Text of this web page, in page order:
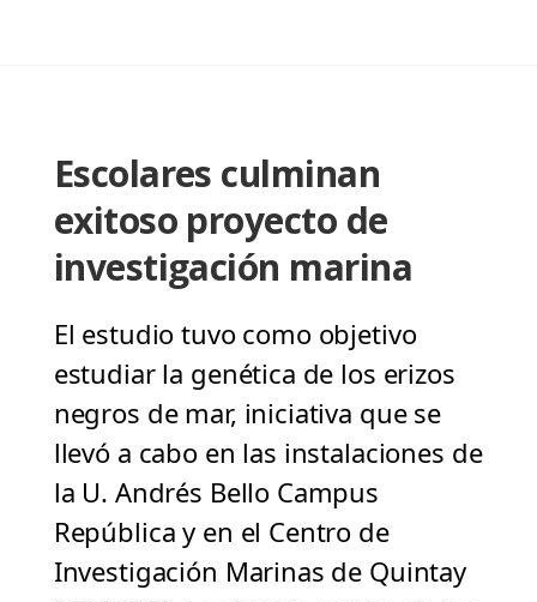
Escolares culminan
exitoso proyecto de
investigación marina
El estudio tuvo como objetivo
estudiar la genética de los erizos
negros de mar, iniciativa que se
llevó a cabo en las instalaciones de
la U. Andrés Bello Campus
República y en el Centro de
Investigación Marinas de Quintay